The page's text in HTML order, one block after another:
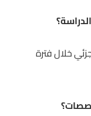
خلال فترة